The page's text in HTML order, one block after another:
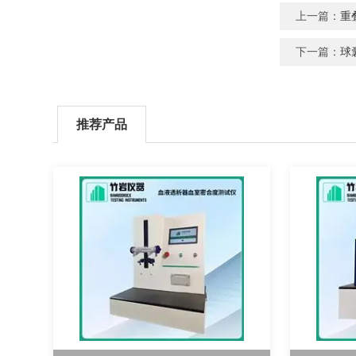
上一篇： 重
下一篇： 球
推荐产品